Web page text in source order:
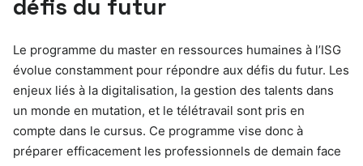
défis du futur
Le programme du master en ressources humaines à l’ISG
évolue constamment pour répondre aux défis du futur. Les
enjeux liés à la digitalisation, la gestion des talents dans
un monde en mutation, et le télétravail sont pris en
compte dans le cursus. Ce programme vise donc à
préparer efficacement les professionnels de demain face